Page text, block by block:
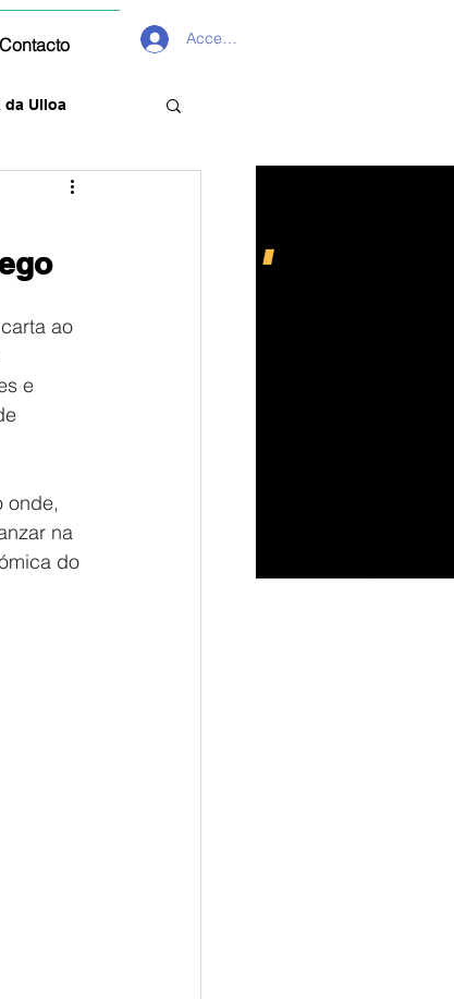
Contacto Acceder
da Ulloa
ao
e
onde,
na
do